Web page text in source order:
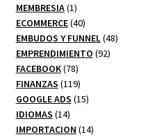
MEMBRESIA 11
producto
ECOMMERCE 4040
productos
EMBUDOS Y FUNNEL 4848
EMPRENDIMIENTO 9292
FACEBOOK 7878
productos
FINANZAS 119119
productos
GOOGLE ADS 1515
IDIOMAS 1414
productos
IMPORTACION 1414